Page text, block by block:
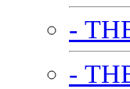
-
-